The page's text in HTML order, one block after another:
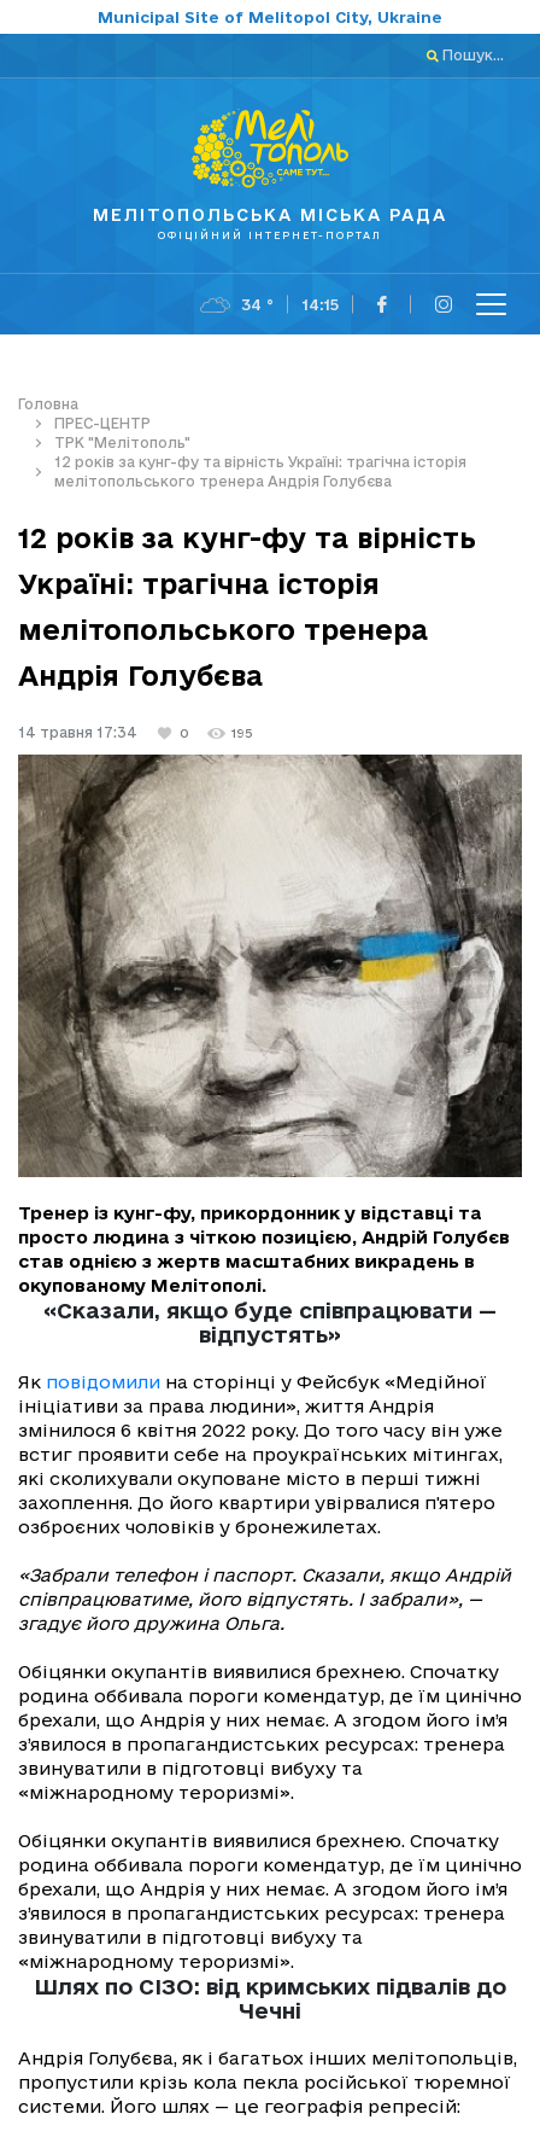
Municipal Site of Melitopol City, Ukraine
Пошук...
МЕЛІТОПОЛЬСЬКА МІСЬКА РАДА
ОФІЦІЙНИЙ ІНТЕРНЕТ-ПОРТАЛ
34 ° 14:15
Головна
ПРЕС-ЦЕНТР
ТРК "Мелітополь"
12 років за кунг-фу та вірність Україні: трагічна історія
мелітопольського тренера Андрія Голубєва
12 років за кунг-фу та вірність
Україні: трагічна історія
мелітопольського тренера
Андрія Голубєва
14 травня 17:34 0 195
Тренер із кунг-фу, прикордонник у відставці та
просто людина з чіткою позицією, Андрій Голубєв
став однією з жертв масштабних викрадень в
окупованому Мелітополі.
«Сказали, якщо буде співпрацювати —
відпустять»
Як повідомили на сторінці у Фейсбук «Медійної
ініціативи за права людини», життя Андрія
змінилося 6 квітня 2022 року. До того часу він уже
встиг проявити себе на проукраїнських мітингах,
які сколихували окуповане місто в перші тижні
захоплення. До його квартири увірвалися п'ятеро
озброєних чоловіків у бронежилетах.
«Забрали телефон і паспорт. Сказали, якщо Андрій
співпрацюватиме, його відпустять. І забрали», —
згадує його дружина Ольга.
Обіцянки окупантів виявилися брехнею. Спочатку
родина оббивала пороги комендатур, де їм цинічно
брехали, що Андрія у них немає. А згодом його ім’я
з’явилося в пропагандистських ресурсах: тренера
звинуватили в підготовці вибуху та
«міжнародному тероризмі».
Обіцянки окупантів виявилися брехнею. Спочатку
родина оббивала пороги комендатур, де їм цинічно
брехали, що Андрія у них немає. А згодом його ім’я
з’явилося в пропагандистських ресурсах: тренера
звинуватили в підготовці вибуху та
«міжнародному тероризмі».
Шлях по СІЗО: від кримських підвалів до
Чечні
Андрія Голубєва, як і багатьох інших мелітопольців,
пропустили крізь кола пекла російської тюремної
системи. Його шлях — це географія репресій: